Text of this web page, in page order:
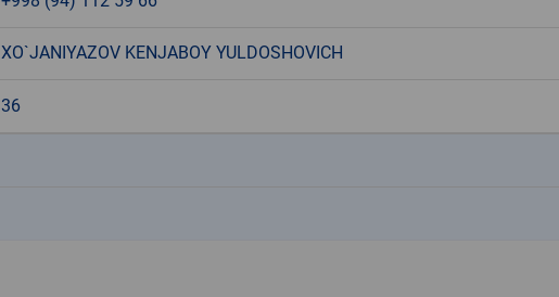
XO`JANIYAZOV KENJABOY YULDOSHOVICH
36